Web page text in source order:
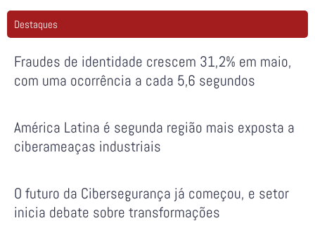
Destaques
Fraudes de identidade crescem 31,2% em maio,
com uma ocorrência a cada 5,6 segundos
América Latina é segunda região mais exposta a
ciberameaças industriais
O futuro da Cibersegurança já começou, e setor
inicia debate sobre transformações